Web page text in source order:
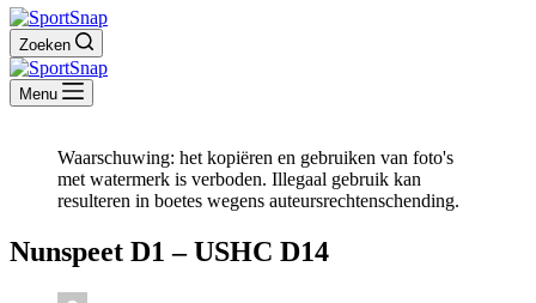
Zoeken
Menu
Waarschuwing: het kopiëren en gebruiken van foto's
met watermerk is verboden. Illegaal gebruik kan
resulteren in boetes wegens auteursrechtenschending.
Nunspeet D1 – USHC D14